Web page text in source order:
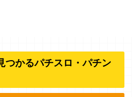
かるパチスロ・パチン